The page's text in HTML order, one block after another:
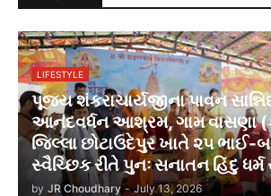
LIFESTYLE
પૂજ્ય શંકરાચાર્યજીના પાવન
આનંદવર્ધન આશ્રમ, ગામ વાસણા
જિલ્લા છોટાઉદેપુર ખાતે ૨૫
સ્વૈચ્છિક રીતે પુનઃ સનાતન હિંદુ ધર્મ
by JR Choudhary - July 13, 2026